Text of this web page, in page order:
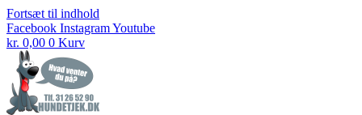
Fortsæt til indhold
Facebook InstagramYoutube
kr. 0,00 0 Kurv